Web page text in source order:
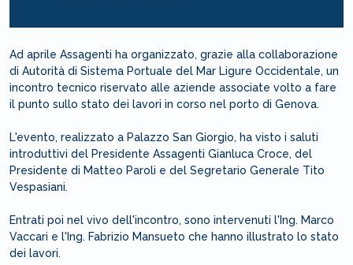
Ad aprile Assagenti ha organizzato, grazie alla collaborazione
di Autorità di Sistema Portuale del Mar Ligure Occidentale, un
incontro tecnico riservato alle aziende associate volto a fare
il punto sullo stato dei lavori in corso nel porto di Genova.
L'evento, realizzato a Palazzo San Giorgio, ha visto i saluti
introduttivi del Presidente Assagenti Gianluca Croce, del
Presidente di Matteo Paroli e del Segretario Generale Tito
Vespasiani.
Entrati poi nel vivo dell'incontro, sono intervenuti l'Ing. Marco
Vaccari e l'Ing. Fabrizio Mansueto che hanno illustrato lo stato
dei lavori.